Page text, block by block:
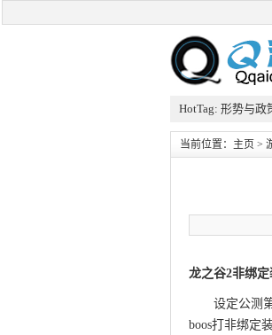
HotTag: 形势与政
当前位置： 主页 >
龙之谷2非绑定
设定公测
boos打非绑定